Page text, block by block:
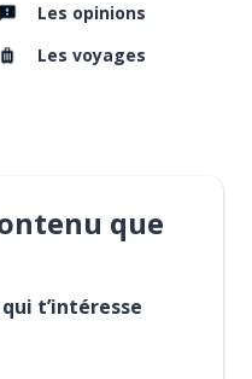
Les opinions
Les voyages
que
t’intéresse